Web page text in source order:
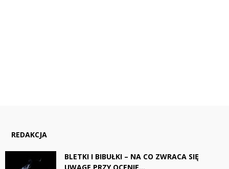
REDAKCJA
BLETKI I BIBUŁKI – NA CO ZWRACA SIĘ